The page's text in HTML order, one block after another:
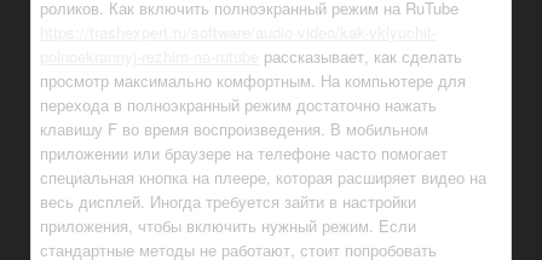
роликов. Как включить полноэкранный режим на RuTube
рассказывает, как сделать
просмотр максимально комфортным. На компьютере для
перехода в полноэкранный режим достаточно нажать
клавишу F во время воспроизведения. В мобильном
приложении или браузере на телефоне часто помогает
специальная кнопка на плеере, которая расширяет видео на
весь дисплей. Иногда требуется зайти в настройки
приложения, чтобы включить нужный режим. Если
стандартные методы не работают, стоит попробовать